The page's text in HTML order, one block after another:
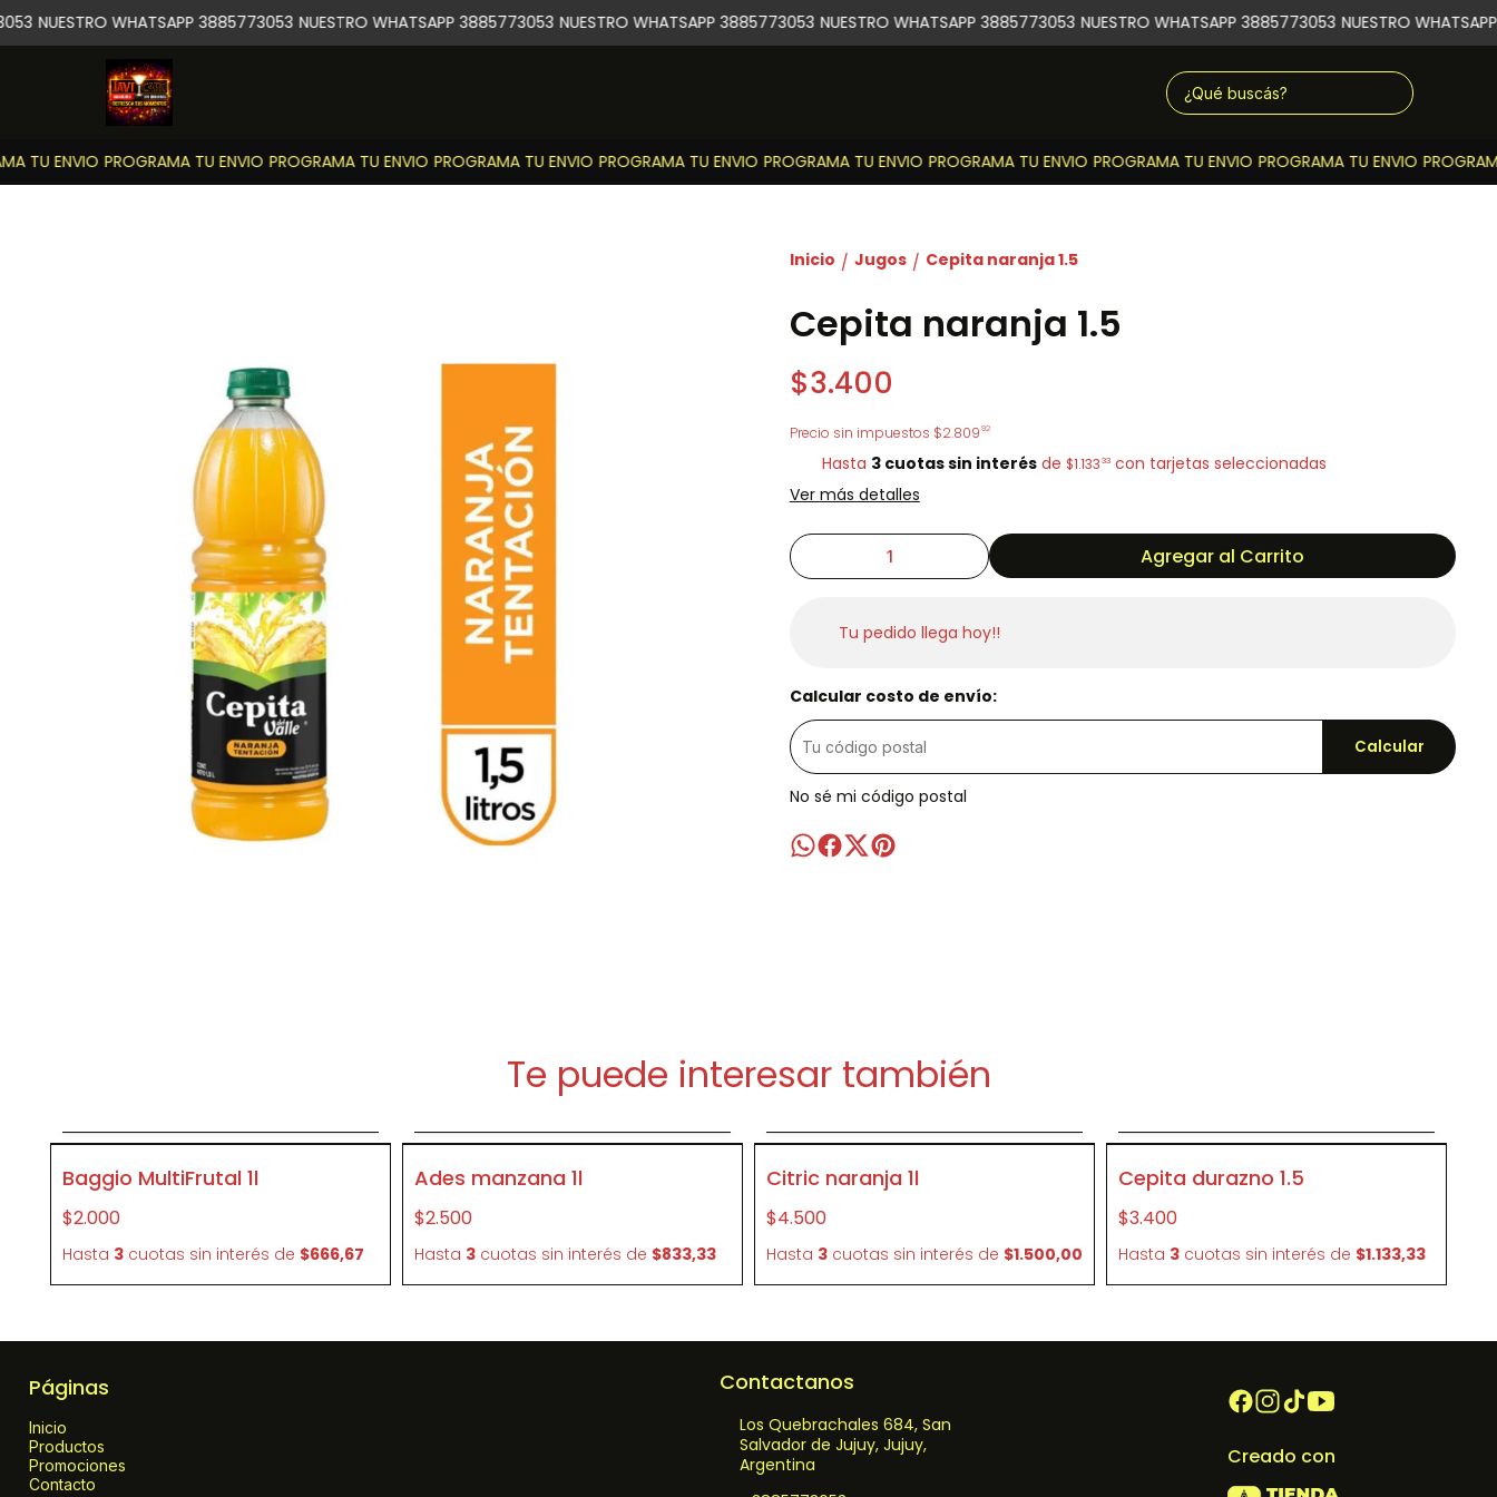
TU ENVIO PROGRAMA TU ENVIO PROGRAMA TU ENVIO PROGRAMA TU ENVIO PROGRAMA TU ENVIO PROGRAMA TU ENVIO PROGRAMA TU ENVIO PROGRAMA TU ENVIO PROGRAMA TU ENVIO
NUESTRO WHATSAPP 3885773053 NUESTRO WHATSAPP 3885773053 NUESTRO WHATSAPP 3885773053 NUESTRO WHATSAPP 3885773053 NUESTRO WHATSAPP 3885773053 NUESTRO
Inicio / Jugos / Cepita naranja 1.5
Cepita naranja 1.5
$3.400
Precio sin impuestos $2.80992
Hasta 3 cuotas sin interésde $1.13333con tarjetas seleccionadas
Ver más detalles
Agregar al Carrito
Tu pedido llega hoy!!
Calcular costo de envío:
Calcular
No sé mi código postal
Te puede interesar también
Baggio MultiFrutal 1l
$2.000
Hasta 3 cuotas sin interés de $666,67
P95696
Ades manzana 1l
$2.500
Hasta 3 cuotas sin interés de $833,33
P416
Citric naranja 1l
$4.500
Hasta 3 cuotas sin interés de $1.500,00
P95360
Cepita durazno 1.5
$3.400
Hasta 3 cuotas sin interés de $1.133,33
Páginas
Inicio
Productos
Promociones
Contacto
Contactanos
Los Quebrachales 684, San
Salvador de Jujuy, Jujuy,
Argentina
Creado con